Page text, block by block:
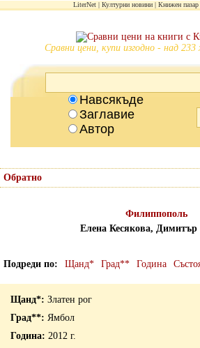
LiterNet Културни новини Книжен пазар
Сравни цени, купи изгодно - над 233
Навсякъде
Заглавие
Автор
Обратно
Филиппополь
Елена Кесякова, Димитър
Подреди по Щанд* Град** Година
Златен рог
Ямбол
2012 г.